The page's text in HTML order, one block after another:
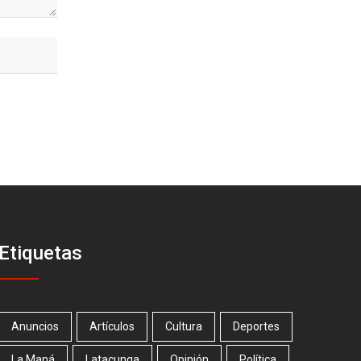
Etiquetas
Anuncios Artículos Cultura Deportes